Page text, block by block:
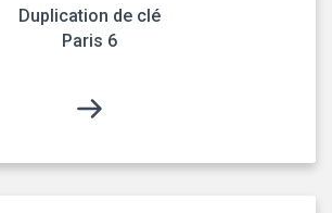
Duplication de clé
Paris 6